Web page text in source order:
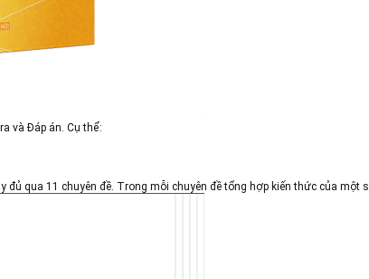
và Đáp án. Cụ thể:
qua 11 chuyên đề. Trong mỗi chuyên đề tổng hợp kiến thức của một